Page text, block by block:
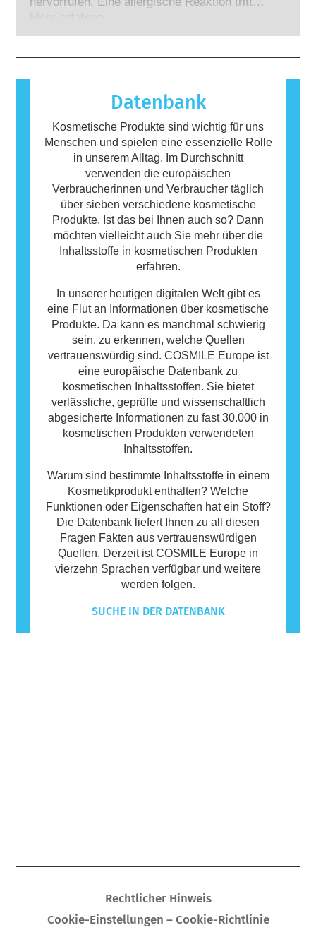
gesetzlich verpflichtet sind, decken alle
auf, wenn das Immunsystem einer Person auf
Körperpflegeprodukte können Inhaltsstoffe
enthalten, die bei manchen Menschen eine
Allergie auslösen können. Das bedeutet
jedoch nicht, dass das Produkt für andere
Personen nicht sicher ist.
Mehr erfahren
Datenbank
Kosmetische Produkte sind wichtig für uns
Menschen und spielen eine essenzielle Rolle
in unserem Alltag. Im Durchschnitt
verwenden die europäischen
Verbraucherinnen und Verbraucher täglich
über sieben verschiedene kosmetische
Produkte. Ist das bei Ihnen auch so? Dann
möchten vielleicht auch Sie mehr über die
Inhaltsstoffe in kosmetischen Produkten
erfahren.
In unserer heutigen digitalen Welt gibt es
eine Flut an Informationen über kosmetische
Produkte. Da kann es manchmal schwierig
sein, zu erkennen, welche Quellen
vertrauenswürdig sind. COSMILE Europe ist
eine europäische Datenbank zu
kosmetischen Inhaltsstoffen. Sie bietet
verlässliche, geprüfte und wissenschaftlich
abgesicherte Informationen zu fast 30.000 in
kosmetischen Produkten verwendeten
Inhaltsstoffen.
Warum sind bestimmte Inhaltsstoffe in einem
Kosmetikprodukt enthalten? Welche
Funktionen oder Eigenschaften hat ein Stoff?
Die Datenbank liefert Ihnen zu all diesen
Fragen Fakten aus vertrauenswürdigen
Quellen. Derzeit ist COSMILE Europe in
vierzehn Sprachen verfügbar und weitere
werden folgen.
SUCHE IN DER DATENBANK
Rechtlicher Hinweis
Cookie-Einstellungen – Cookie-Richtlinie